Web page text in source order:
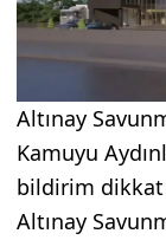
Altınay
Kamuyu
bildirim
Altınay